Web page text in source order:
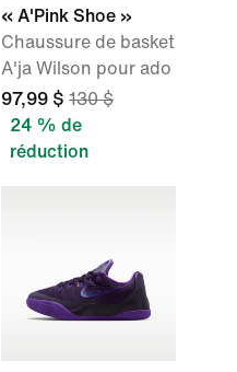
« A'Pink Shoe »
Chaussure de basket
A'ja Wilson pour ado
97,99 $ 130 $
24 % de
réduction